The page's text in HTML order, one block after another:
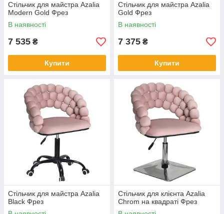
Стільчик для майстра Azalia
Modern Gold Фрез
В наявності
7 535 ₴
Купити
Стільчик для майстра Azalia
Gold Фрез
В наявності
7 375 ₴
Купити
Стільчик для майстра Azalia
Black Фрез
Стільчик для клієнта Azalia
Chrom на квадраті Фрез